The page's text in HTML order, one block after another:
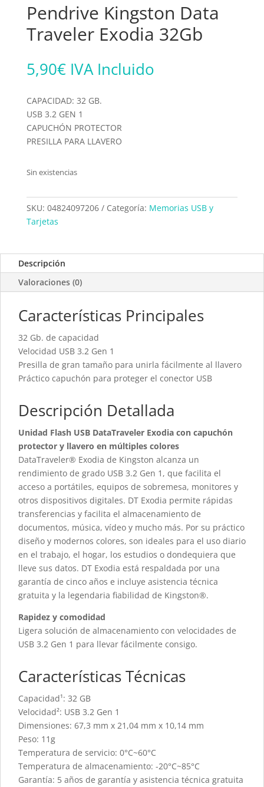
Pendrive Kingston Data
Traveler Exodia 32Gb
5,90€ IVA Incluido
CAPACIDAD: 32 GB.
USB 3.2 GEN 1
CAPUCHÓN PROTECTOR
PRESILLA PARA LLAVERO
Sin existencias
SKU: 04824097206 Categoría: Memorias USB y
Tarjetas
Descripción
Valoraciones (0)
Características Principales
32 Gb. de capacidad
Velocidad USB 3.2 Gen 1
Presilla de gran tamaño para unirla fácilmente al llavero
Práctico capuchón para proteger el conector USB
Descripción Detallada
Unidad Flash USB DataTraveler Exodia con capuchón
protector y llavero en múltiples colores
DataTraveler® Exodia de Kingston alcanza un
rendimiento de grado USB 3.2 Gen 1, que facilita el
acceso a portátiles, equipos de sobremesa, monitores y
otros dispositivos digitales. DT Exodia permite rápidas
transferencias y facilita el almacenamiento de
documentos, música, vídeo y mucho más. Por su práctico
diseño y modernos colores, son ideales para el uso diario
en el trabajo, el hogar, los estudios o dondequiera que
lleve sus datos. DT Exodia está respaldada por una
garantía de cinco años e incluye asistencia técnica
gratuita y la legendaria fiabilidad de Kingston®.
Rapidez y comodidad
Ligera solución de almacenamiento con velocidades de
USB 3.2 Gen 1 para llevar fácilmente consigo.
Características Técnicas
Capacidad¹: 32 GB
Velocidad²: USB 3.2 Gen 1
Dimensiones: 67,3 mm x 21,04 mm x 10,14 mm
Peso: 11g
Temperatura de servicio: 0°C~60°C
Temperatura de almacenamiento: -20°C~85°C
Garantía: 5 años de garantía y asistencia técnica gratuita